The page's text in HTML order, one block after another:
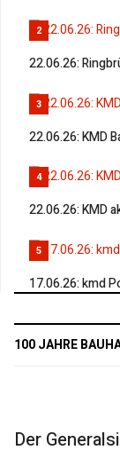
2
22.06.26:
3
22.06.26: KMD
4
22.06.26: KMD
5
17.06.26: kmd
100 JAHRE
Der